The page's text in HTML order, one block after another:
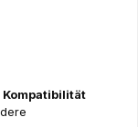
Kompatibilität